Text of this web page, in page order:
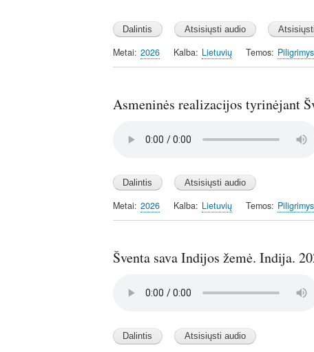
Metai 2026 Kalba Lietuvių Temos
Asmeninės realizacijos tyrinėjant
Metai 2026 Kalba Lietuvių Temos
Šventa sava Indijos žemė. Indija.